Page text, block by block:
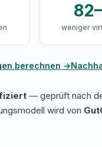
weniger
berechnen →
— geprüft nach
wird von